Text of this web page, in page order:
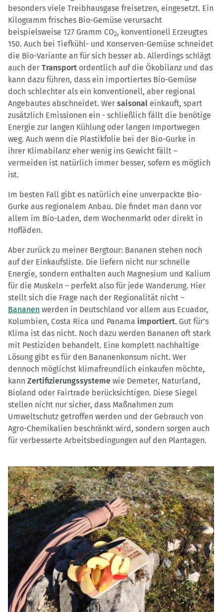
besonders viele Treibhausgase freisetzen, eingesetzt. Ein
Kilogramm frisches Bio-Gemüse verursacht
beispielsweise 127 Gramm CO2, konventionell Erzeugtes
150. Auch bei Tiefkühl- und Konserven-Gemüse schneidet
die Bio-Variante an für sich besser ab. Allerdings schlägt
auch der Transport ordentlich auf die Ökobilanz und das
kann dazu führen, dass ein importiertes Bio-Gemüse
doch schlechter als ein konventionell, aber regional
Angebautes abschneidet. Wer saisonal einkauft, spart
zusätzlich Emissionen ein - schließlich fällt die benötige
Energie zur langen Kühlung oder langen Importwegen
weg. Auch wenn die Plastikfolie bei der Bio-Gurke in
ihrer Klimabilanz eher wenig ins Gewicht fällt –
vermeiden ist natürlich immer besser, sofern es möglich
ist.
Im besten Fall gibt es natürlich eine unverpackte Bio-
Gurke aus regionalem Anbau. Die findet man dann vor
allem im Bio-Laden, dem Wochenmarkt oder direkt in
Hofläden.
Aber zurück zu meiner Bergtour: Bananen stehen noch
auf der Einkaufsliste. Die liefern nicht nur schnelle
Energie, sondern enthalten auch Magnesium und Kalium
für die Muskeln – perfekt also für jede Wanderung. Hier
stellt sich die Frage nach der Regionalität nicht –
Bananen werden in Deutschland vor allem aus Ecuador,
Kolumbien, Costa Rica und Panama importiert. Gut für’s
Klima ist das nicht. Noch dazu werden Bananen oft stark
mit Pestiziden behandelt. Eine komplett nachhaltige
Lösung gibt es für den Bananenkonsum nicht. Wer
dennoch möglichst klimafreundlich einkaufen möchte,
kann Zertifizierungssysteme wie Demeter, Naturland,
Bioland oder Fairtrade berücksichtigen. Diese Siegel
stellen nicht nur sicher, dass Maßnahmen zum
Umweltschutz getroffen werden und der Gebrauch von
Agro-Chemikalien beschränkt wird, sondern sorgen auch
für verbesserte Arbeitsbedingungen auf den Plantagen.